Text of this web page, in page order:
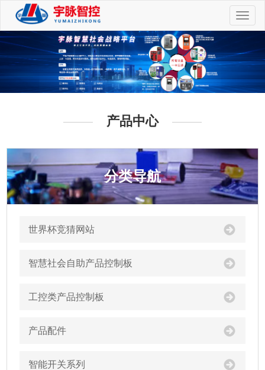
切
换
航
产品中心
分类导航
世界杯竞猜网站
智慧社会自助产品控制板
工控类产品控制板
产品配件
智能开关系列